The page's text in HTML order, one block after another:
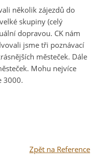
několik zájezdů do
skupiny (celý
dopravou. CK nám
jsme tři poznávací
městeček. Dále
Mohu nejvíce
3000.
Zpět na Reference